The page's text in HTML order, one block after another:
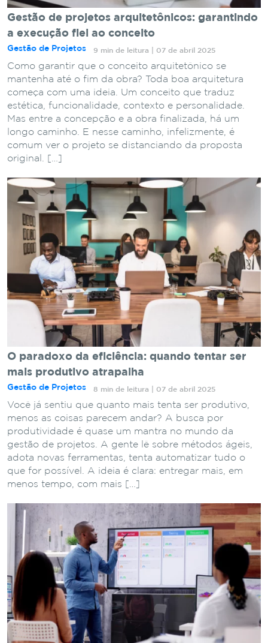
Gestão de projetos arquitetônicos: garantindo
a execução fiel ao conceito
Gestão de Projetos 9 min de leitura | 07 de abril 2025
Como garantir que o conceito arquitetônico se
mantenha até o fim da obra? Toda boa arquitetura
começa com uma ideia. Um conceito que traduz
estética, funcionalidade, contexto e personalidade.
Mas entre a concepção e a obra finalizada, há um
longo caminho. E nesse caminho, infelizmente, é
comum ver o projeto se distanciando da proposta
original. […]
O paradoxo da eficiência: quando tentar ser
mais produtivo atrapalha
Gestão de Projetos 8 min de leitura | 07 de abril 2025
Você já sentiu que quanto mais tenta ser produtivo,
menos as coisas parecem andar? A busca por
produtividade é quase um mantra no mundo da
gestão de projetos. A gente lê sobre métodos ágeis,
adota novas ferramentas, tenta automatizar tudo o
que for possível. A ideia é clara: entregar mais, em
menos tempo, com mais […]